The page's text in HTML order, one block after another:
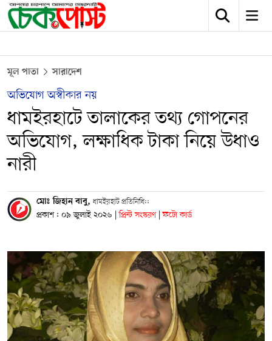
মূল পাতা সারাদেশ
অভিযোগ অস্বীকার নয়
ধামইরহাটে তালাকের তথ্য গোপনের
অভিযোগ, লক্ষাধিক টাকা নিয়ে উধাও
নারী
মোঃ জিহান বাবু, ধামইরহাট প্রতিনিধি::
প্রকাশ : ০৯ জুলাই ২০২৬ | প্রিন্ট সংস্করণ | ফটো কার্ড